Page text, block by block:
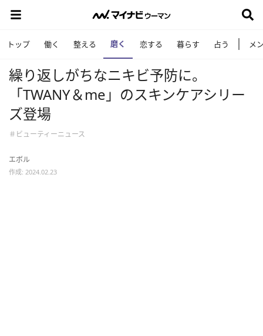
トップ 働く 整える 磨く 恋する 暮らす 占う メ
繰り返しがちなニキビ予防に。
「TWANY＆me」のスキンケアシリー
ズ登場
＃ビューティーニュース
エボル
作成: 2024.02.23